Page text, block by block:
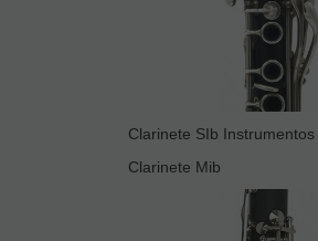
Clarinete SIb Instrumentos
Clarinete Mib